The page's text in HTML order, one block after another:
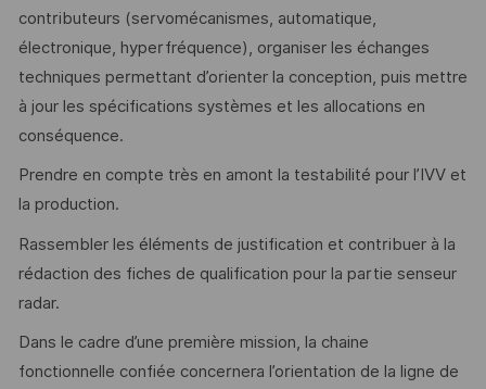
contributeurs (servomécanismes, automatique,
électronique, hyperfréquence), organiser les échanges
techniques permettant d’orienter la conception, puis mettre
à jour les spécifications systèmes et les allocations en
conséquence.
Prendre en compte très en amont la testabilité pour l’IVV et
la production.
Rassembler les éléments de justification et contribuer à la
rédaction des fiches de qualification pour la partie senseur
radar.
Dans le cadre d’une première mission, la chaine
fonctionnelle confiée concernera l’orientation de la ligne de